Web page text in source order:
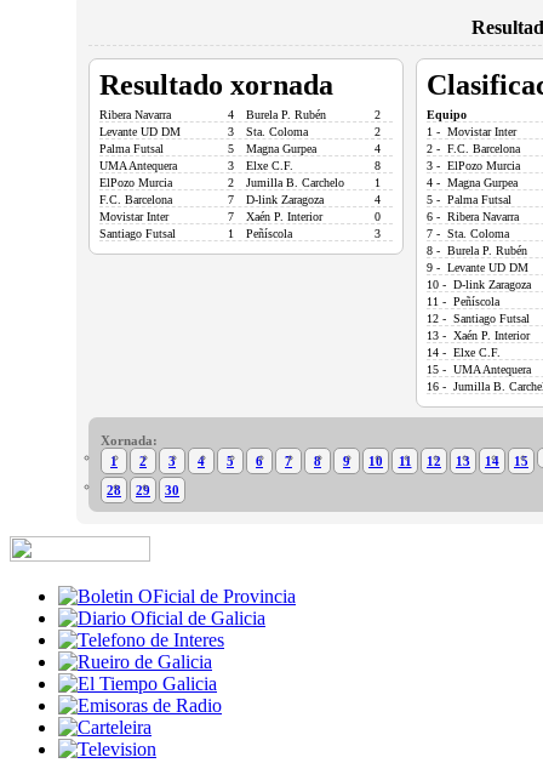
Resultado xornada
Ribera Navarra 4 Burela P. Rubén
2
Levante UD DM
3 Sta. Coloma
2
Palma Futsal
5 Magna Gurpea
4
UMA Antequera
3 Elxe C.F.
8
ElPozo Murcia
2 Jumilla B. Carchelo
1
F.C. Barcelona
7 D-link Zaragoza
4
Movistar Inter
7 Xaén P. Interior
0
Santiago Futsal
1 Peñíscola 3
Equipo
1 - Movistar Inter
2 - F.C. Barcelona
3 - ElPozo Murcia
4 - Magna Gurpea
5 - Palma Futsal
6 - Ribera Navarra
7 - Sta. Coloma
8 - Burela P. Rubén
9 - Levante UD DM
10 - D-link Zaragoza
11 - Peñíscola
12 - Santiago Futsal
13 - Xaén P. Interior
14 - Elxe C.F.
15 - UMA Antequera
16 - Jumilla B.
Xornada:
1
2 3 4 5 6 7 8 9 10 11 12 13 14
15
28
29 30